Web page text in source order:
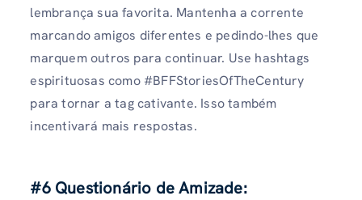
lembrança sua favorita. Mantenha a corrente
marcando amigos diferentes e pedindo-lhes que
marquem outros para continuar. Use hashtags
espirituosas como #BFFStoriesOfTheCentury
para tornar a tag cativante. Isso também
incentivará mais respostas.
#6 Questionário de Amizade: